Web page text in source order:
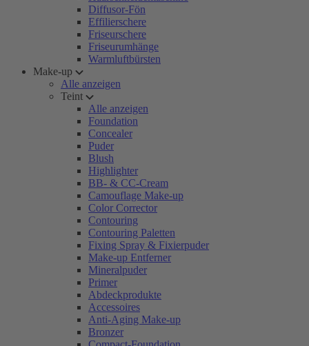
Diffusor-Fön
Effilierschere
Friseurschere
Friseurumhänge
Warmluftbürsten
Make-up
Alle anzeigen
Teint
Alle anzeigen
Foundation
Concealer
Puder
Blush
Highlighter
BB- & CC-Cream
Camouflage Make-up
Color Corrector
Contouring
Contouring Paletten
Fixing Spray & Fixierpuder
Make-up Entferner
Mineralpuder
Primer
Abdeckprodukte
Accessoires
Anti-Aging Make-up
Bronzer